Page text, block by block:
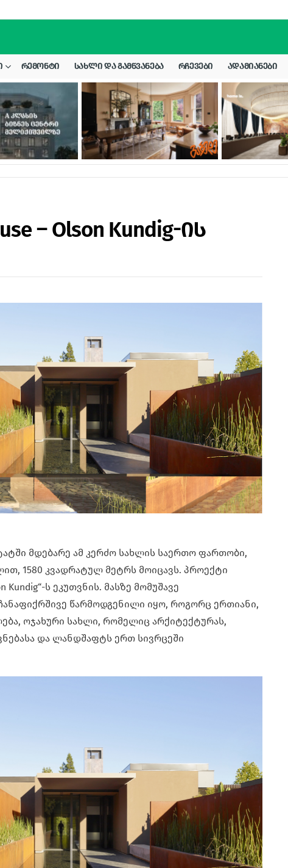
ᲠᲔᲛᲝᲜᲢᲘ ᲡᲐᲮᲚᲘ ᲓᲐ ᲒᲐᲛᲬᲕᲐᲜᲔᲑᲐ ᲠᲩᲔᲕᲔᲑᲘ ᲐᲓᲐᲛᲘᲐᲜᲔᲑᲘ
– Olson Kundig-ის
მდებარე ამ კერძო სახლის საერთო ფართობი,
1580 კვადრატულ მეტრს მოიცავს. პროექტი
ს ეკუთვნის. მასზე მომუშავე
წარმოდგენილი იყო, როგორც ერთიანი,
ოჯახური სახლი, რომელიც არქიტექტურას,
და ლანდშაფტს ერთ სივრცეში